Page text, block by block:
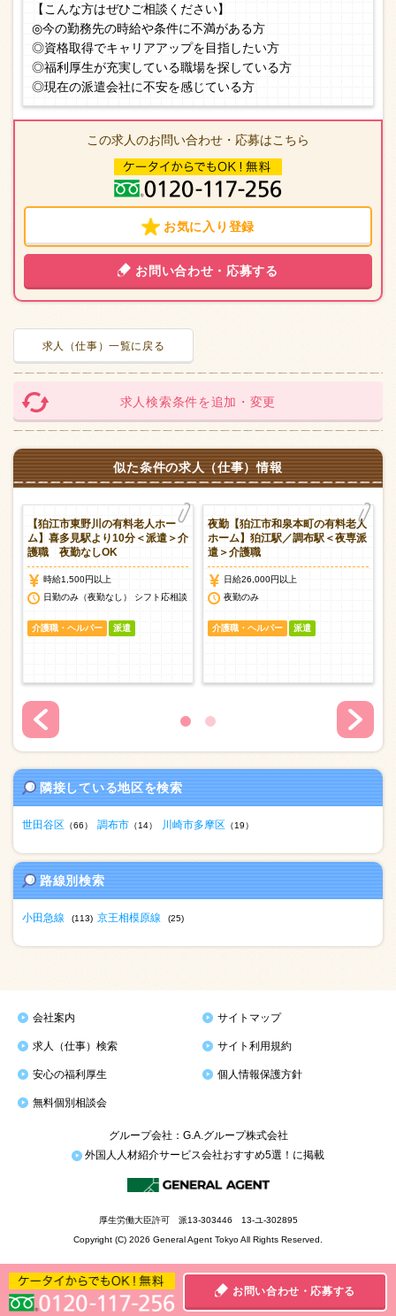
お問い合わせ・応募する
【こんな方はぜひご相談ください】
◎今の勤務先の時給や条件に不満がある方
◎資格取得でキャリアアップを目指したい方
◎福利厚生が充実している職場を探している方
◎現在の派遣会社に不安を感じている方
この求人のお問い合わせ・応募はこちら
お気に入り登録
お問い合わせ・応募する
求人（仕事）一覧に戻る
求人検索条件を追加・変更
似た条件の求人（仕事）情報
【狛江市東野川の有料老人ホー
ム】喜多見駅より10分＜派遣＞介
護職 夜勤なしOK
時給1,500円以上
日勤のみ（夜勤なし） シフト応相談
介護職・ヘルパー 派遣
夜勤【狛江市和泉本町の有料老人
ホーム】狛江駅／調布駅＜夜専派
遣＞介護職
日給26,000円以上
夜勤のみ
介護職・ヘルパー 派遣
隣接している地区を検索
世田谷区 （66） 調布市 （14） 川崎市多摩区 （19）
路線別検索
小田急線 (113) 京王相模原線 (25)
会社案内 サイトマップ
求人（仕事）検索 サイト利用規約
安心の福利厚生 個人情報保護方針
無料個別相談会
グループ会社：G.A.グループ株式会社
外国人人材紹介サービス会社おすすめ5選！に掲載
厚生労働大臣許可 派13-303446 13-ユ-302895
Copyright (C) 2026 General Agent Tokyo All Rights Reserved.